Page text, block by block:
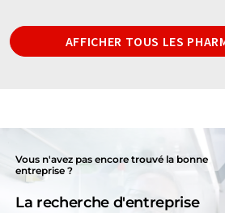
AFFICHER TOUS LES
Vous n'avez pas encore trouvé la bonne
entreprise ?
La recherche d'entreprise